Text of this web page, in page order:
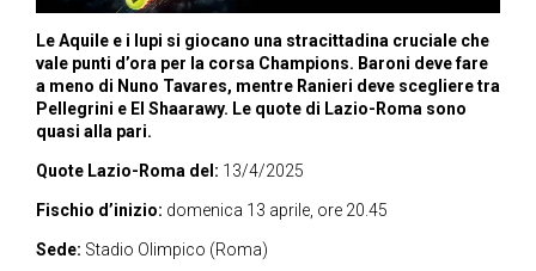
Le Aquile e i lupi si giocano una stracittadina cruciale che
vale punti d’ora per la corsa Champions. Baroni deve fare
a meno di Nuno Tavares, mentre Ranieri deve scegliere tra
Pellegrini e El Shaarawy. Le quote di Lazio-Roma sono
quasi alla pari.
Quote Lazio-Roma del: 13/4/2025
Fischio d’inizio: domenica 13 aprile, ore 20.45
Sede: Stadio Olimpico (Roma)